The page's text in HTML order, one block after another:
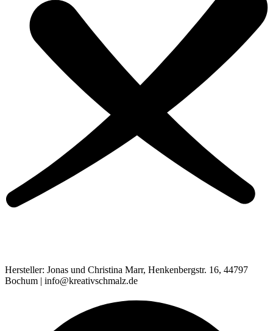
Hersteller: Jonas und Christina Marr, Henkenbergstr. 16, 44797
Bochum | info@kreativschmalz.de